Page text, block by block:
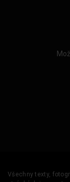
Všechny texty,